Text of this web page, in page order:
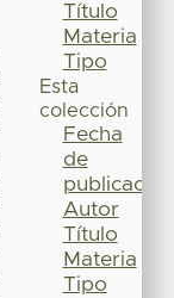
Título
Materia
Tipo
Esta
colección
Fecha
de
publicación
Autor
Título
Materia
Tipo